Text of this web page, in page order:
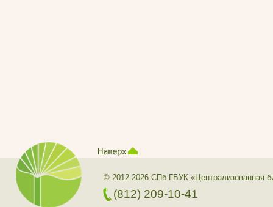
© 2012-2026 СПб ГБУК «Централизованная
(812) 209-10-41